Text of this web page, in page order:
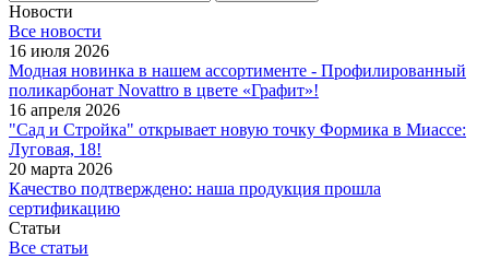
Новости
Все новости
16 июля 2026
Модная новинка в нашем ассортименте - Профилированный
поликарбонат Novattro в цвете «Графит»!
16 апреля 2026
"Сад и Стройка" открывает новую точку Формика в Миассе:
Луговая, 18!
20 марта 2026
Качество подтверждено: наша продукция прошла
сертификацию
Статьи
Все статьи